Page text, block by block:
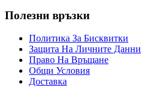
Полезни връзки
Политика За Бисквитки
Защита На Личните Данни
Право На Връщане
Общи Условия
Доставка